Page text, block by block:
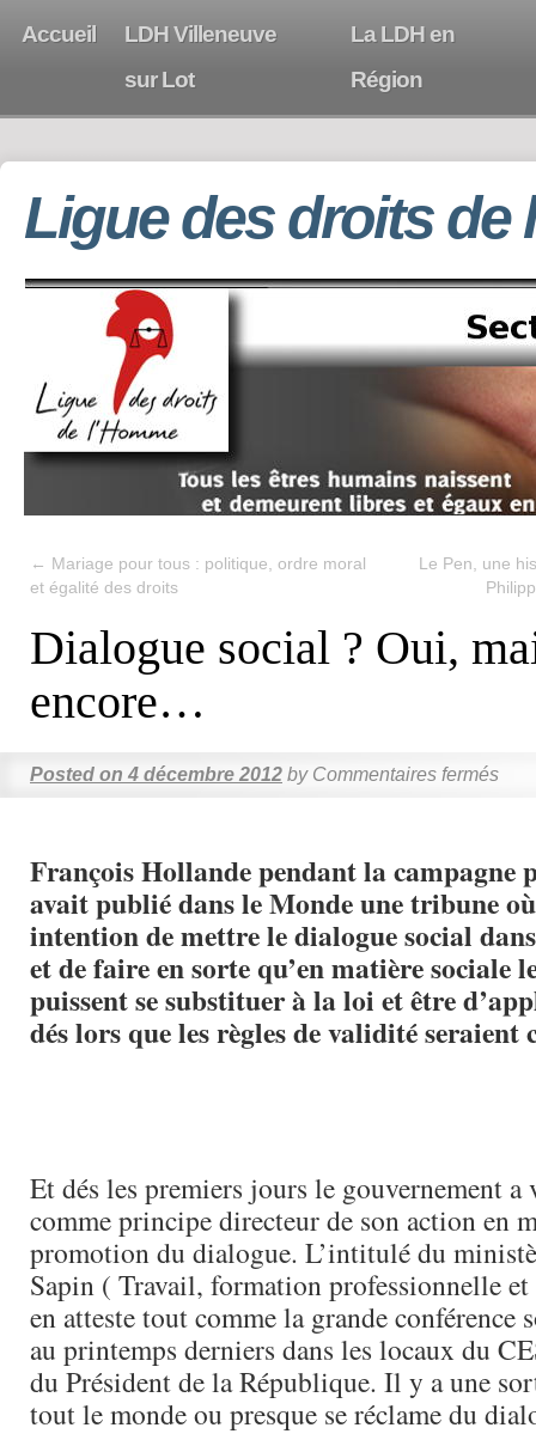
Accueil
LDH Villeneuve
sur Lot
La LDH en
Région
Ligue des droits de
← Mariage pour tous : politique, ordre moral
et égalité des droits
Le Pen, une
Dialogue social ? Oui,
encore…
Posted on 4 décembre 2012 by Commentaires fermés
François Hollande pendant la campagne
avait publié dans le Monde une tribune
intention de mettre le dialogue social
et de faire en sorte qu’en matière sociale
puissent se substituer à la loi et être
dés lors que les règles de validité seraient
Et dés les premiers jours le gouvernement a
comme principe directeur de son action en
promotion du dialogue. L’intitulé du
Sapin ( Travail, formation professionnelle
en atteste tout comme la grande conférence
au printemps derniers dans les locaux du
du Président de la République. Il y a une
tout le monde ou presque se réclame du